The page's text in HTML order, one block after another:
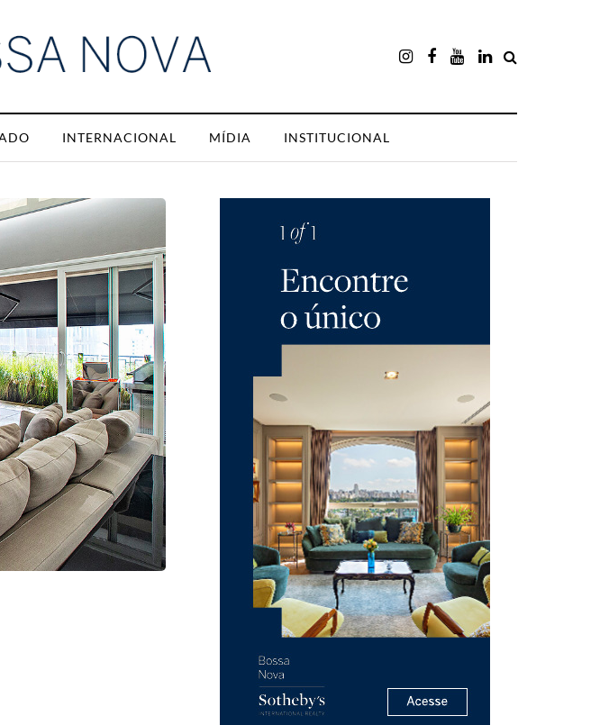
INTERNACIONAL MÍDIA INSTITUCIONAL